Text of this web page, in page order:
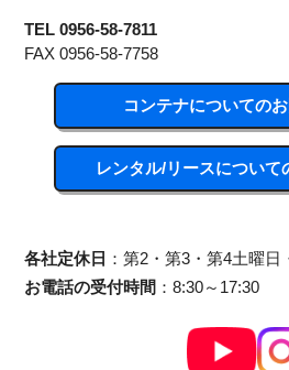
TEL 0956-58-7811
FAX 0956-58-7758
コンテナについての
レンタル/リースについて
各社定休日 ：第2・第3・第4土曜
お電話の受付時間 ：8:30～17:30